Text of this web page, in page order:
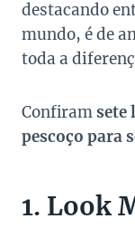
destacando
mundo, é de
toda a
Confiramsete
pescoço para
1. Look